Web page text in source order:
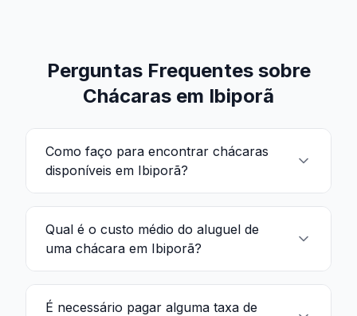
Perguntas Frequentes sobre
Chácaras em Ibiporã
Como faço para encontrar chácaras
disponíveis em Ibiporã?
Qual é o custo médio do aluguel de
uma chácara em Ibiporã?
É necessário pagar alguma taxa de